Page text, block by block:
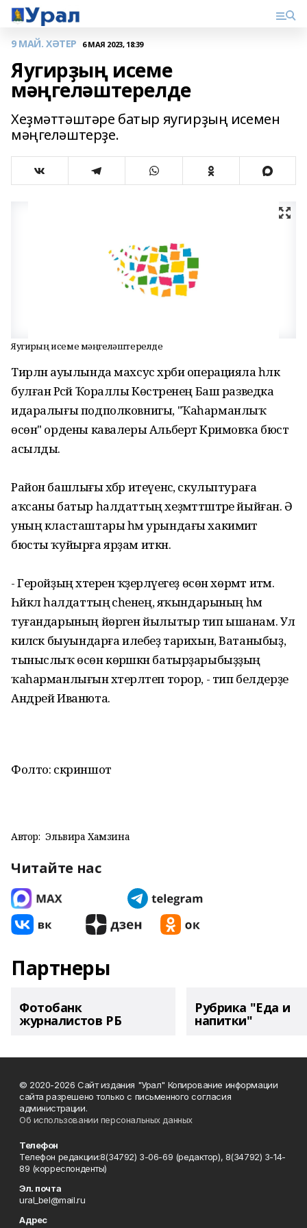
9 МАЙ. ХӘТЕР 6 МАЯ 2023, 18:39
Яугирҙың исеме
мәңгеләштерелде
Хеҙмәттәштәре батыр яугирҙың исемен
мәңгеләштерҙе.
Яугирҙың исеме мәңгеләштерелде
Тирлән ауылында махсус хәрби операцияла һәләк
булған Рәсәй Ҡораллы Көстәренең Баш разведка
идаралығы подполковнигы, "Ҡаһарманлыҡ
өсөн" ордены кавалеры Альберт Кәримовҡа бюст
асылды.
Район башлығы хәбәр итеүенсә, скульптураға
аҡсаны батыр һалдаттың хеҙмәттәштәре йыйған. Ә
уның класташтары һәм урындағы хакимиәт
бюсты ҡуйырға ярҙам иткән.
- Геройҙың хәтерен ҡәҙерләүегеҙ өсөн хөрмәт итәм.
Һәйкәл һалдаттың әсәһенең, яҡындарының һәм
туғандарының йөрәген йылытыр тип ышанам. Ул
киләсәк быуындарға илебеҙ тарихын, Ватаныбыҙ,
тыныслыҡ өсөн көрәшкән батырҙарыбыҙҙың
ҡаһарманлығын хәтерләтеп торор, - тип белдерҙе
Андрей Иванюта.
Фолто: скриншот
Автор: Эльвира Хамзина
Читайте нас
Партнеры
Фотобанк
журналистов РБ
Рубрика "Еда и
напитки"
© 2020-2026 Сайт издания "Урал" Копирование информации
сайта разрешено только с письменного согласия
администрации.
Об использовании персональных данных
Телефон
Телефон редакции:8(34792) 3-06-69 (редактор), 8(34792) 3-14-
89 (корреспонденты)
Эл. почта
ural_bel@mail.ru
Адрес